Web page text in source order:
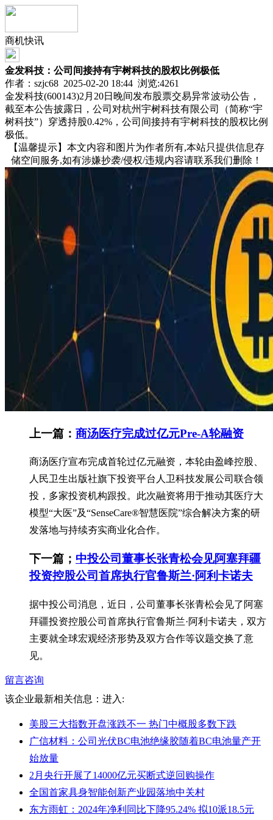
商机快讯
金发科技：公司间接持有宇树科技的股权比例极低
作者：szjc68 2025-02-20 18:44 浏览:4261
金发科技(600143)2月20日晚间发布股票交易异常波动公告，
截至本公告披露日，公司对杭州宇树科技有限公司（简称“宇
树科技”）穿透持股0.42%，公司间接持有宇树科技的股权比例
极低。
【温馨提示】本文内容和图片为作者所有,本站只提供信息存
储空间服务,如有涉嫌抄袭/侵权/违规内容请联系我们删除！
上一篇： 商汤医疗完成过亿元Pre-A轮融资
商汤医疗宣布完成首轮过亿元融资，本轮由盈峰控股、
人民卫生出版社旗下投资平台人卫科技发展公司联合领
投，多家投资机构跟投。此次融资将用于推动其医疗大
模型“大医”及“SenseCare®智慧医院”综合解决方案的研
发落地与持续夯实商业化合作。
下一篇； 中投公司董事长张青松会见阿塞拜疆
投资控股公司首席执行官鲁斯兰·阿利卡诺夫
据中投公司消息，近日，公司董事长张青松会见了阿塞
拜疆投资控股公司首席执行官鲁斯兰·阿利卡诺夫，双方
主要就全球宏观经济形势及双方合作等议题交换了意
见。
留言咨询
该企业最新相关信息： 进入:
美股三大指数开盘涨跌不一 热门中概股多数下跌
广信材料：公司光伏BC电池绝缘胶随着BC电池量产开
始放量
2月央行开展了14000亿元买断式逆回购操作
全国首家具身智能创新产业园落地中关村
东方雨虹：2024年净利同比下降95.24% 拟10派18.5元